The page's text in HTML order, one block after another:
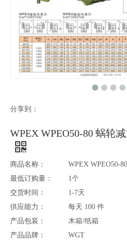
分享到：
WPEX WPEO50-80 蜗轮
商品名称：
WPEX WPEO50-80
最低订购量：
1个
交货时间：
1-7天
供应能力：
每天 100 件
产品包装：
木箱/纸箱
产品品牌：
WGT